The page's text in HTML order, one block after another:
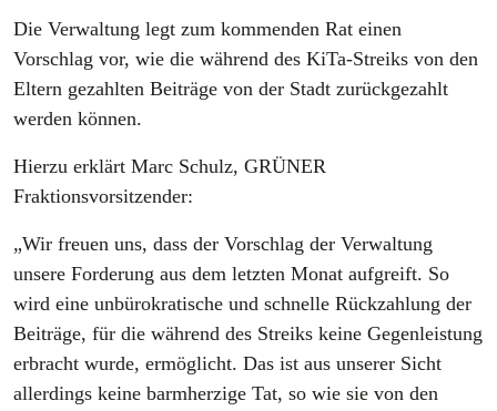
Die Verwaltung legt zum kommenden Rat einen
Vorschlag vor, wie die während des KiTa-Streiks von den
Eltern gezahlten Beiträge von der Stadt zurückgezahlt
werden können.
Hierzu erklärt Marc Schulz, GRÜNER
Fraktionsvorsitzender:
„Wir freuen uns, dass der Vorschlag der Verwaltung
unsere Forderung aus dem letzten Monat aufgreift. So
wird eine unbürokratische und schnelle Rückzahlung der
Beiträge, für die während des Streiks keine Gegenleistung
erbracht wurde, ermöglicht. Das ist aus unserer Sicht
allerdings keine barmherzige Tat, so wie sie von den